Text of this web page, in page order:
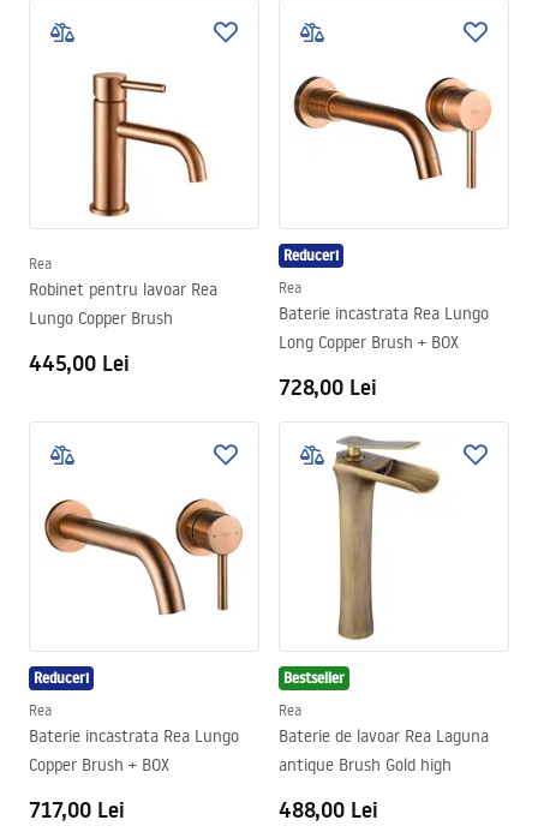
Rea
Robinet pentru lavoar Rea
Lungo Copper Brush
445,00 Lei
Reduceri
Rea
Baterie incastrata Rea Lungo
Long Copper Brush + BOX
728,00 Lei
Reduceri
Rea
Baterie incastrata Rea Lungo
Copper Brush + BOX
717,00 Lei
Bestseller
Rea
Baterie de lavoar Rea Laguna
antique Brush Gold high
488,00 Lei